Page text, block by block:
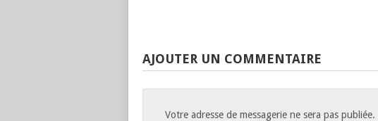
AJOUTER UN COMMENTAIRE
Votre adresse de messagerie ne sera pas